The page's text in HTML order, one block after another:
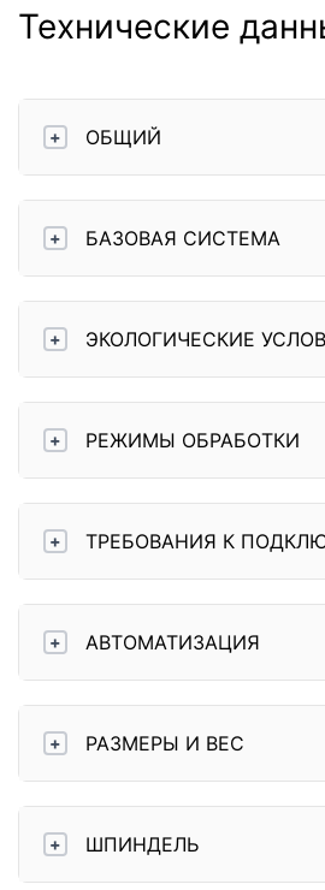
Технические
+ ОБЩИЙ
+ БАЗОВАЯ СИСТЕМА
+ ЭКОЛОГИЧЕСКИЕ
+ РЕЖИМЫ ОБРАБОТКИ
+ ТРЕБОВАНИЯ К
+ АВТОМАТИЗАЦИЯ
+ РАЗМЕРЫ И ВЕС
+ ШПИНДЕЛЬ